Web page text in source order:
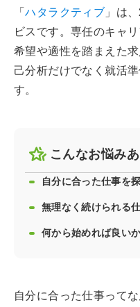
「ハタラクティブ 」は
ビスです。専任のキャ
希望や適性を踏まえた
己分析だけでなく就活
す。
こんなお悩み
自分に合った仕事を
無理なく続けられる
何から始めれば良い
自分に合った仕事って